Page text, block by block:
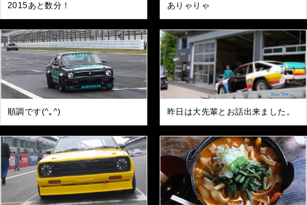
2015あと数分！ ありゃりゃ
順調です(^｡^) 昨日は大先輩とお話出来ました。